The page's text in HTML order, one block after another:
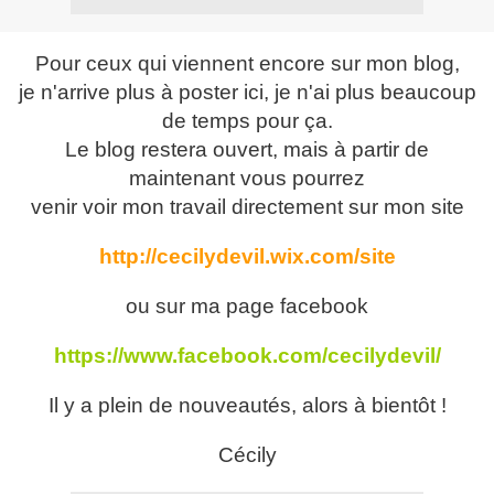
Pour ceux qui viennent encore sur mon blog,
je n'arrive plus à poster ici, je n'ai plus beaucoup
de temps pour ça.
Le blog restera ouvert, mais à partir de
maintenant vous pourrez
venir voir mon travail directement sur mon site
http://cecilydevil.wix.com/site
ou sur ma page facebook
https://www.facebook.com/cecilydevil/
Il y a plein de nouveautés, alors à bientôt !
Cécily